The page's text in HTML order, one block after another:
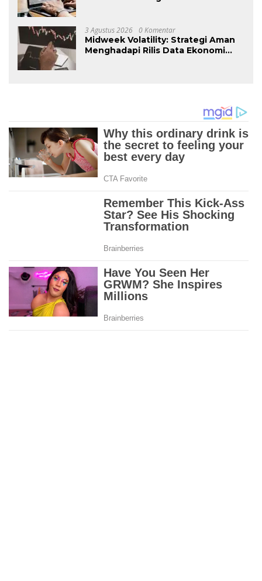
3 Agustus 2026 0 Komentar
Midweek Volatility: Strategi Aman
Menghadapi Rilis Data Ekonomi